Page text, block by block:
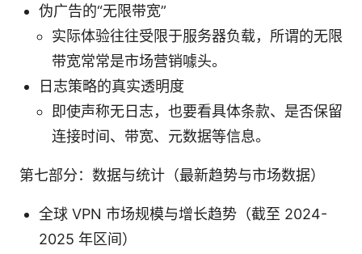
伪广告的“无限带宽”
实际体验往往受限于服务器负载，所谓的无限
带宽常常是市场营销噱头。
日志策略的真实透明度
即使声称无日志，也要看具体条款、是否保留
连接时间、带宽、元数据等信息。
第七部分：数据与统计（最新趋势与市场数据）
全球 VPN 市场规模与增长趋势（截至 2024-
2025 年区间）